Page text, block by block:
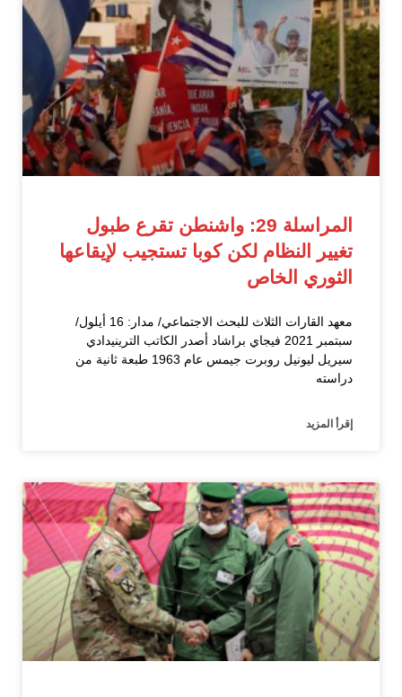
المراسلة 29: واشنطن تقرع طبول
تغيير النظام لكن كوبا تستجيب لإيقاعها
الثوري الخاص
معهد القارات الثلاث للبحث الاجتماعي/ مدار: 16 أيلول/
سبتمبر 2021 فيجاي براشاد أصدر الكاتب الترينيدادي
سيريل ليونيل روبرت جيمس عام 1963 طبعة ثانية من
دراسته
إقرأ المزيد